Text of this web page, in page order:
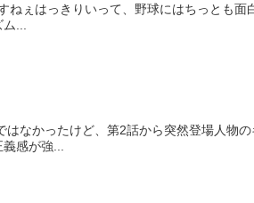
ねぇはっきりいって、野球にはちっとも面
...
なかったけど、第2話から突然登場人物の
感が強...